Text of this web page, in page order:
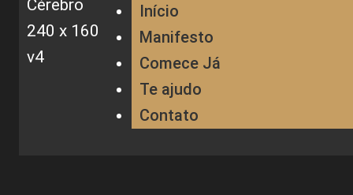
Início
Manifesto
Comece Já
Te ajudo
Contato